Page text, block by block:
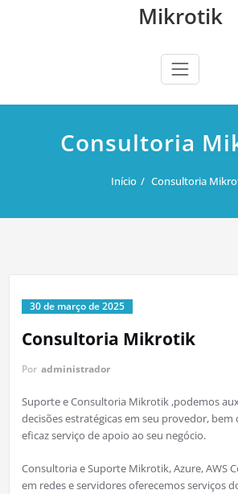
Mikrotik
Consultoria
Início Consultoria
30 de março de 2025
Consultoria Mikrotik
Por administrador
Suporte e Consultoria Mikrotik ,podemos
decisões estratégicas em seu provedor,
eficaz serviço de apoio ao seu negócio.
Consultoria e Suporte Mikrotik, Azure, AWS
em redes e servidores oferecemos serviços